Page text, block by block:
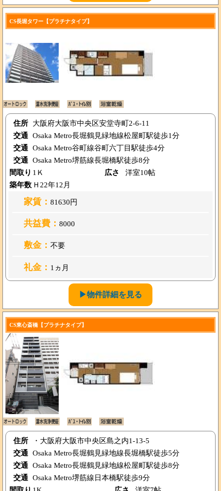
CS長堀タワー【プラチナタイプ】
住所
大阪府大阪市中央区安堂寺町2-6-11
交通 Osaka Metro長堀鶴見緑地線松屋町駅徒歩1分
交通 Osaka Metro谷町線谷町六丁目駅徒歩4分
交通 Osaka Metro堺筋線長堀橋駅徒歩8分
間取り 1Ｋ 広さ
洋室10帖
築年数 Ｈ22年12月
家賃： 81630円
共益費： 8000
敷金： 不要
礼金： 1ヵ月
▶物件詳細を見る
CS東心斎橋【プラチナタイプ】
住所
・大阪府大阪市中央区島之内1-13-5
交通 Osaka Metro長堀鶴見緑地線長堀橋駅徒歩5分
交通 Osaka Metro長堀鶴見緑地線松屋町駅徒歩8分
交通 Osaka Metro堺筋線日本橋駅徒歩9分